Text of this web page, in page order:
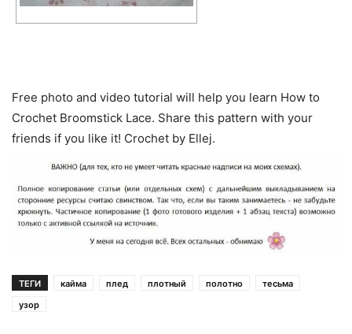
Free photo and video tutorial will help you learn How to
Crochet Broomstick Lace. Share this pattern with your
friends if you like it! Crochet by Ellej.
ТЕГИ кайма плед плотный полотно
тесьма
узор